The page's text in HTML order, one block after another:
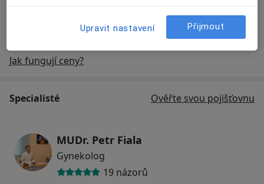
Jak fungují ceny?
Specialisté Ověřte svou pojišťovnu
MUDr. Petr Fiala
Gynekolog
19 názorů
Upravit nastavení Přijmout